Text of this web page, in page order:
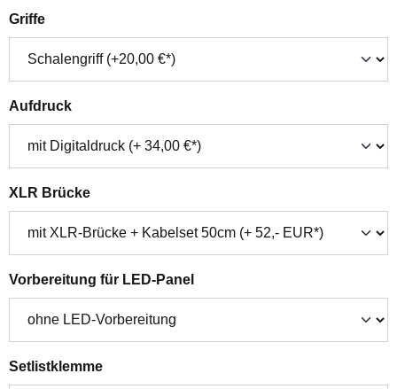
Griffeauswählen
Aufdruckauswählen
XLR Brückeauswählen
Vorbereitung für LED-Panelauswählen
Setlistklemmeauswählen